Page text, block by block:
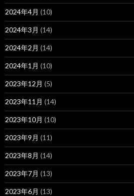
2024年4月 (10)
2024年3月 (14)
2024年2月 (14)
2024年1月 (10)
2023年12月 (5)
2023年11月 (14)
2023年10月 (10)
2023年9月 (11)
2023年8月 (14)
2023年7月 (13)
2023年6月 (13)